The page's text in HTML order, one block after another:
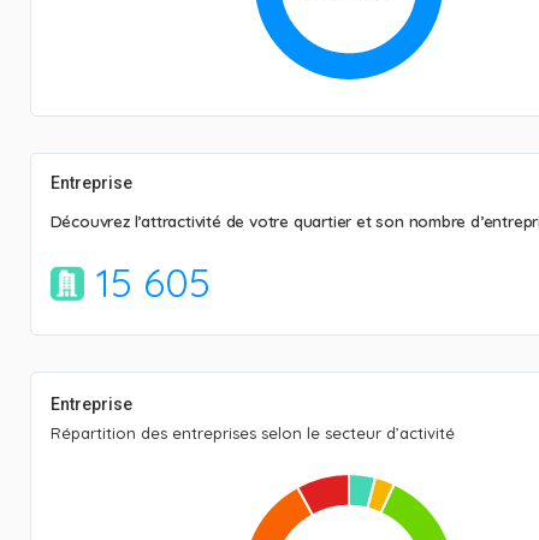
Entreprise
Découvrez l’attractivité de votre quartier et son nombre
15 605
Entreprise
Répartition des entreprises selon le secteur d’activité